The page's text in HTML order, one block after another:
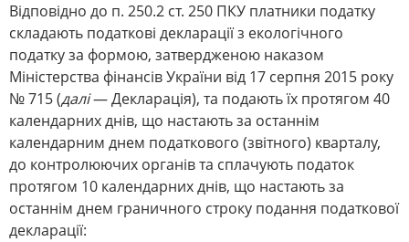
Відповідно до п. 250.2 ст. 250 ПКУ платники податку
складають податкові декларації з екологічного
податку за формою, затвердженою наказом
Міністерства фінансів України від 17 серпня 2015 року
№ 715 (далі— Декларація), та подають їх протягом 40
календарних днів, що настають за останнім
календарним днем податкового (звітного) кварталу,
до контролюючих органів та сплачують податок
протягом 10 календарних днів, що настають за
останнім днем граничного строку подання податкової
декларації: